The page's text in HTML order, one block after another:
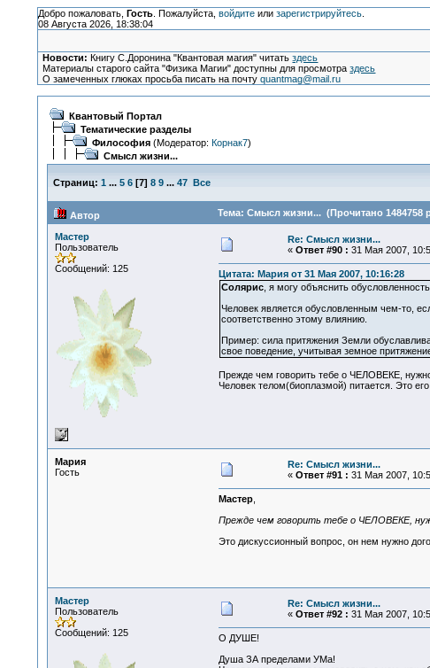
Добро пожаловать, Гость. Пожалуйста, войдитеили зарегистрируйтесь.
08 Августа 2026, 18:38:04
Новости: Книгу С.Доронина "Квантовая магия" читатьздесь
Материалы старого сайта "Физика Магии" доступны для просмотраздесь
О замеченных глюках просьба писать на почтуquantmag@mail.ru
Квантовый Портал
Тематические разделы
Философия(Модератор: Корнак7)
Смысл жизни...
Страниц: 1 ... 5 6[7] 8 9 ... 47 Все
Автор Тема: Смысл жизни... (Прочитано 1484758
Мастер
Пользователь
Сообщений: 125
Re: Смысл жизни...
« Ответ #90 : 31 Мая 2007,
Цитата: Мария от 31 Мая 2007, 10:16:28
Солярис, я могу объяснить
Человек является обусловленным чем-то,
соответственно этому влиянию.
Пример: сила притяжения Земли
свое поведение, учитывая земное
Прежде чем говорить тебе о ЧЕЛОВЕКЕ,
Человек телом(биоплазмой) питается. Это
Мария
Гость
Re: Смысл жизни...
« Ответ #91 : 31 Мая 2007,
Мастер,
Прежде чем говорить тебе о ЧЕЛОВЕКЕ,
Это дискуссионный вопрос, он нем нужно
Мастер
Пользователь
Сообщений: 125
Re: Смысл жизни...
« Ответ #92 : 31 Мая 2007,
О ДУШЕ!
Душа ЗА пределами УМа!